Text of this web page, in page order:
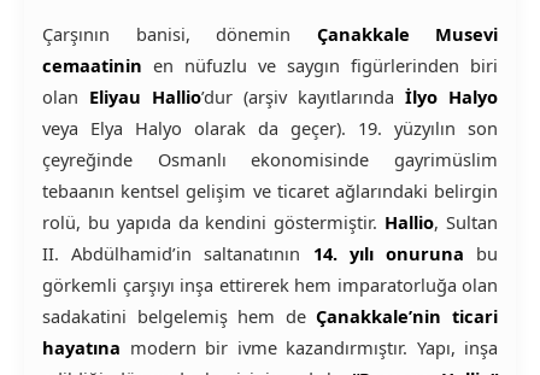
Çarşının banisi, dönemin Çanakkale Musevi
cemaatinin en nüfuzlu ve saygın figürlerinden biri
olan Eliyau Hallio’dur (arşiv kayıtlarında İlyo Halyo
veya Elya Halyo olarak da geçer). 19. yüzyılın son
çeyreğinde Osmanlı ekonomisinde gayrimüslim
tebaanın kentsel gelişim ve ticaret ağlarındaki belirgin
rolü, bu yapıda da kendini göstermiştir. Hallio, Sultan
II. Abdülhamid’in saltanatının 14. yılı onuruna bu
görkemli çarşıyı inşa ettirerek hem imparatorluğa olan
sadakatini belgelemiş hem deÇanakkale’nin ticari
hayatına modern bir ivme kazandırmıştır. Yapı, inşa